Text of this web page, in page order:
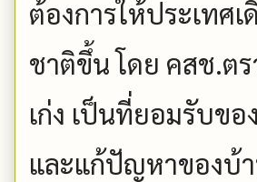
ต้องการให้ประเทศ
ชาติขึ้น โดย คสช.ต
เก่ง เป็นที่ยอมรับข
และแก้ปัญหาของบ้